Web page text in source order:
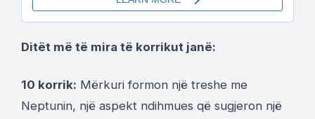
Ditët më të mira të korrikut janë:
10 korrik: Mërkuri formon një treshe me
Neptunin, një aspekt ndihmues që sugjeron një